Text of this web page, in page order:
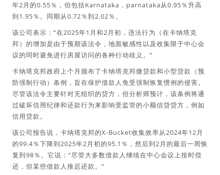
年2月的0.55％，但包括Karnataka，parnataka从0.95％升高
到1.95％。同期从0.72％到2.02％。
该公司表示：“在2025年1月和2月初，违法行为（在卡纳塔克
邦）的增加是由于预期该法令，地面敏感性以及收集限于中心会
议的同时避免进行房屋访问的各种行动歧义。”
卡纳塔克邦政府上个月颁布了卡纳塔克邦微贷款和小型贷款（预
防强制行动）条例，旨在保护借款人免受强制恢复惯例的侵害。
尽管该法令主要针对无组织的贷方，但分析师预计，该条例将通
过破坏信用纪律和还款行为来影响受监管的小额信贷贷方，例如
信用贷款。
该公司报告说，卡纳塔克邦的X-Bucket收集效率从2024年12月
的99.4％下降到2025年2月初的95.1％，然后到2月的最后一周恢
复到98％。它说：“尽管大多数借款人继续在中心会议上按时偿
还，但某些借款人推迟还款。”